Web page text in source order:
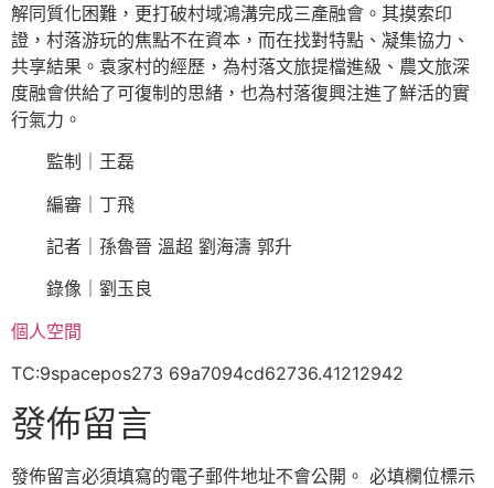
解同質化困難，更打破村域鴻溝完成三產融會。其摸索印
證，村落游玩的焦點不在資本，而在找對特點、凝集協力、
共享結果。袁家村的經歷，為村落文旅提檔進級、農文旅深
度融會供給了可復制的思緒，也為村落復興注進了鮮活的實
行氣力。
監制｜王磊
編審｜丁飛
記者｜孫魯晉 溫超 劉海濤 郭升
錄像｜劉玉良
個人空間
TC:9spacepos273 69a7094cd62736.41212942
發佈留言
發佈留言必須填寫的電子郵件地址不會公開。 必填欄位標示